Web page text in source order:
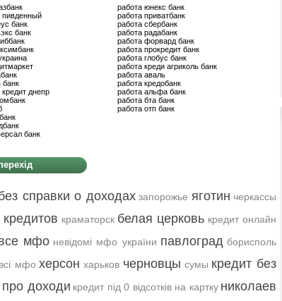
пивденный
банк
банк
банк
кредит днепр
банк
работа юнекс банк
работа приватбанк
работа сбербанк
работа радабанк
работа форвард банк
работа прокредит банк
работа глобус банк
работа креди агриколь банк
работа аваль
работа кредобанк
работа альфа банк
работа бта банк
работа отп банк
справки о доходах запорожье яготин черкассы
кредитов краматорск белая церковь кредит онлайн
мфо невідомі мфо україни павлоград борисполь
всі мфо херсон харьков черновцы сумы кредит без
про доходи кредит під 0 відсотків на картку николаев